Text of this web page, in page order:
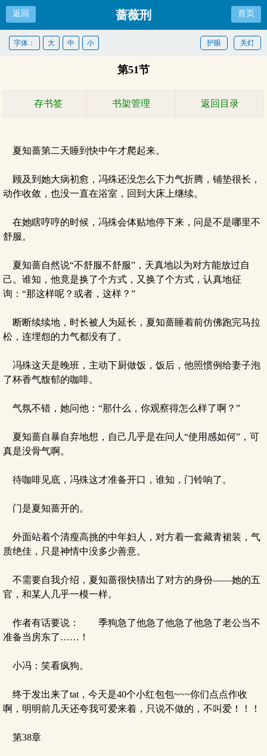
返回 蔷薇刑 首页
关灯
护眼
字体： 大 中 小
第51节
存书签 书架管理 返回目录
夏知蔷第二天睡到快中午才爬起来。
顾及到她大病初愈，冯殊还没怎么下力气折腾，铺垫很长，
动作收敛，也没一直在浴室，回到大床上继续。
在她瞎哼哼的时候，冯殊会体贴地停下来，问是不是哪里不
舒服。
夏知蔷自然说“不舒服不舒服”，天真地以为对方能放过自
己。谁知，他竟是换了个方式，又换了个方式，认真地征
询：“那这样呢？或者，这样？”
断断续续地，时长被人为延长，夏知蔷睡着前仿佛跑完马拉
松，连埋怨的力气都没有了。
冯殊这天是晚班，主动下厨做饭，饭后，他照惯例给妻子泡
了杯香气馥郁的咖啡。
气氛不错，她问他：“那什么，你观察得怎么样了啊？”
夏知蔷自暴自弃地想，自己几乎是在问人“使用感如何”，可
真是没骨气啊。
待咖啡见底，冯殊这才准备开口，谁知，门铃响了。
门是夏知蔷开的。
外面站着个清瘦高挑的中年妇人，对方着一套藏青裙装，气
质绝佳，只是神情中没多少善意。
不需要自我介绍，夏知蔷很快猜出了对方的身份——她的五
官，和某人几乎一模一样。
作者有话要说： 季狗急了他急了他急了他急了老公当不
准备当房东了……！
小冯：笑看疯狗。
终于发出来了tat，今天是40个小红包包~~~你们点点作收
啊，明明前几天还夸我可爱来着，只说不做的，不叫爱！！！
第38章